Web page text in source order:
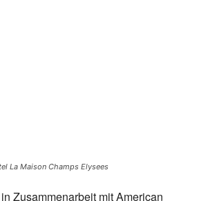
La Maison Champs Elysees
Zusammenarbeit mit American